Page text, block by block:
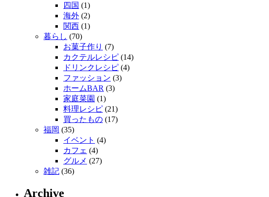
四国 (1)
海外 (2)
関西 (1)
暮らし (70)
お菓子作り (7)
カクテルレシピ (14)
ドリンクレシピ (4)
ファッション (3)
ホームBAR (3)
家庭菜園 (1)
料理レシピ (21)
買ったもの (17)
福岡 (35)
イベント (4)
カフェ (4)
グルメ (27)
雑記 (36)
Archive